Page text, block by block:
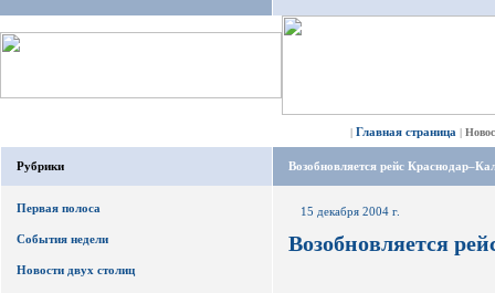
| Главная страница |
Рубрики
Первая полоса
События недели
Новости двух столиц
Возобновляется рейс
15 декабря 2004 г.
Возобновляется